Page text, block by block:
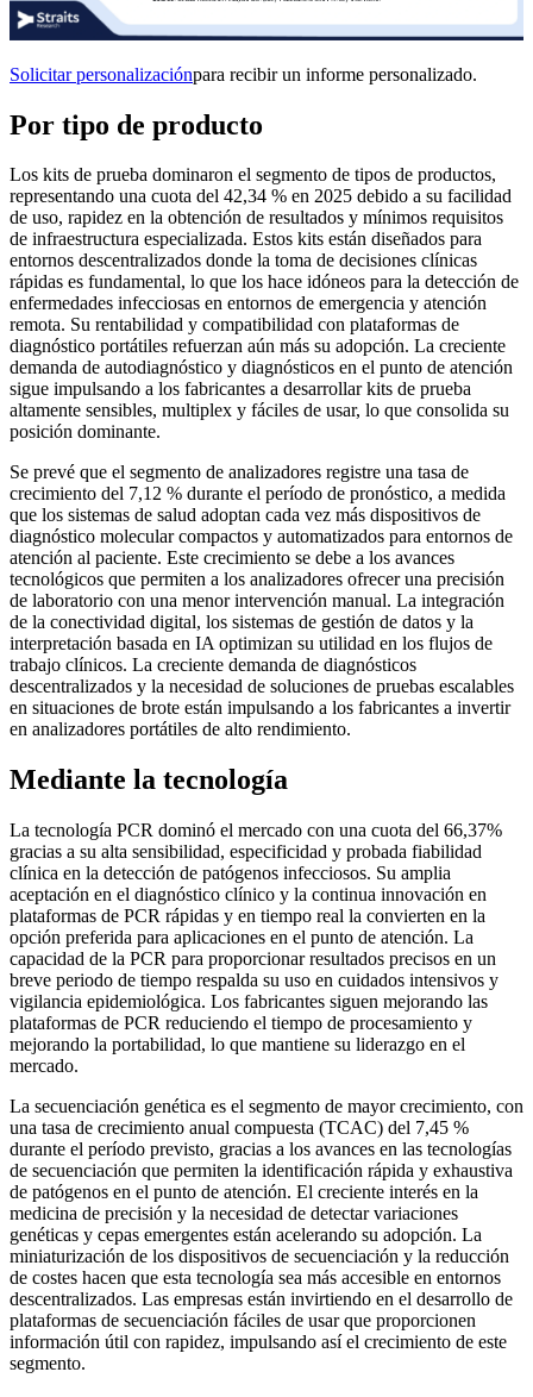
Solicitar personalizaciónpara recibir un informe personalizado.
Por tipo de producto
Los kits de prueba dominaron el segmento de tipos de productos,
representando una cuota del 42,34 % en 2025 debido a su facilidad
de uso, rapidez en la obtención de resultados y mínimos requisitos
de infraestructura especializada. Estos kits están diseñados para
entornos descentralizados donde la toma de decisiones clínicas
rápidas es fundamental, lo que los hace idóneos para la detección de
enfermedades infecciosas en entornos de emergencia y atención
remota. Su rentabilidad y compatibilidad con plataformas de
diagnóstico portátiles refuerzan aún más su adopción. La creciente
demanda de autodiagnóstico y diagnósticos en el punto de atención
sigue impulsando a los fabricantes a desarrollar kits de prueba
altamente sensibles, multiplex y fáciles de usar, lo que consolida su
posición dominante.
Se prevé que el segmento de analizadores registre una tasa de
crecimiento del 7,12 % durante el período de pronóstico, a medida
que los sistemas de salud adoptan cada vez más dispositivos de
diagnóstico molecular compactos y automatizados para entornos de
atención al paciente. Este crecimiento se debe a los avances
tecnológicos que permiten a los analizadores ofrecer una precisión
de laboratorio con una menor intervención manual. La integración
de la conectividad digital, los sistemas de gestión de datos y la
interpretación basada en IA optimizan su utilidad en los flujos de
trabajo clínicos. La creciente demanda de diagnósticos
descentralizados y la necesidad de soluciones de pruebas escalables
en situaciones de brote están impulsando a los fabricantes a invertir
en analizadores portátiles de alto rendimiento.
Mediante la tecnología
La tecnología PCR dominó el mercado con una cuota del 66,37%
gracias a su alta sensibilidad, especificidad y probada fiabilidad
clínica en la detección de patógenos infecciosos. Su amplia
aceptación en el diagnóstico clínico y la continua innovación en
plataformas de PCR rápidas y en tiempo real la convierten en la
opción preferida para aplicaciones en el punto de atención. La
capacidad de la PCR para proporcionar resultados precisos en un
breve periodo de tiempo respalda su uso en cuidados intensivos y
vigilancia epidemiológica. Los fabricantes siguen mejorando las
plataformas de PCR reduciendo el tiempo de procesamiento y
mejorando la portabilidad, lo que mantiene su liderazgo en el
mercado.
La secuenciación genética es el segmento de mayor crecimiento, con
una tasa de crecimiento anual compuesta (TCAC) del 7,45 %
durante el período previsto, gracias a los avances en las tecnologías
de secuenciación que permiten la identificación rápida y exhaustiva
de patógenos en el punto de atención. El creciente interés en la
medicina de precisión y la necesidad de detectar variaciones
genéticas y cepas emergentes están acelerando su adopción. La
miniaturización de los dispositivos de secuenciación y la reducción
de costes hacen que esta tecnología sea más accesible en entornos
descentralizados. Las empresas están invirtiendo en el desarrollo de
plataformas de secuenciación fáciles de usar que proporcionen
información útil con rapidez, impulsando así el crecimiento de este
segmento.